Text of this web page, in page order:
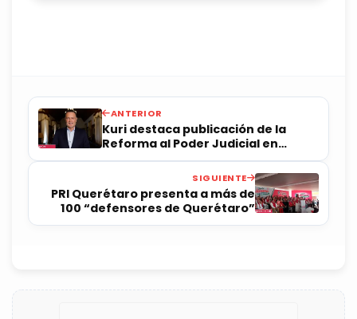
ANTERIOR
Kuri destaca publicación de la
Reforma al Poder Judicial en
Querétaro
SIGUIENTE
PRI Querétaro presenta a más de
100 “defensores de Querétaro”